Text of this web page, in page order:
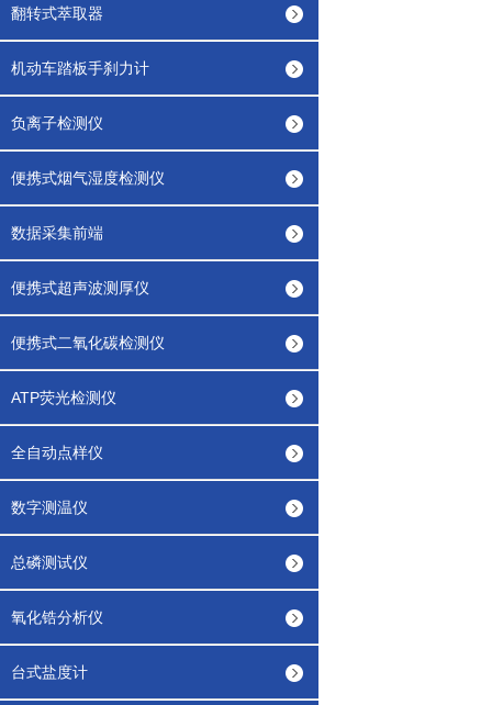
翻转式萃取器
机动车踏板手刹力计
负离子检测仪
便携式烟气湿度检测仪
数据采集前端
便携式超声波测厚仪
便携式二氧化碳检测仪
ATP荧光检测仪
全自动点样仪
数字测温仪
总磷测试仪
氧化锆分析仪
台式盐度计